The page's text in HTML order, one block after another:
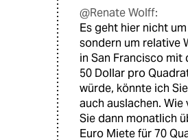
@Renate Wolff:
Es geht hier nicht
sondern um relative
in San Francisco
50 Dollar pro
würde, könnte ich
auch auslachen. Wie
Sie dann monatlich
Euro Miete für 70